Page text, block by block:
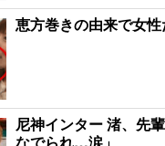
恵方巻きの由来で女
尼神インター 渚、先